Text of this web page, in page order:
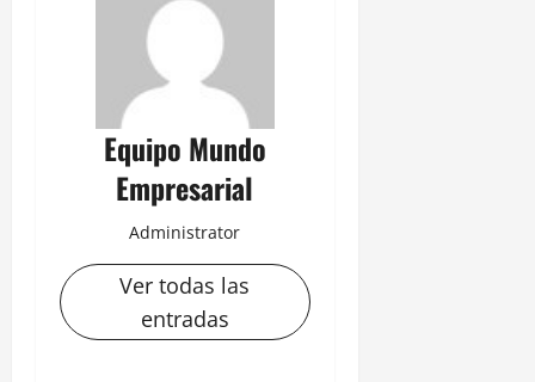
Equipo Mundo
Empresarial
Administrator
Ver todas las
entradas